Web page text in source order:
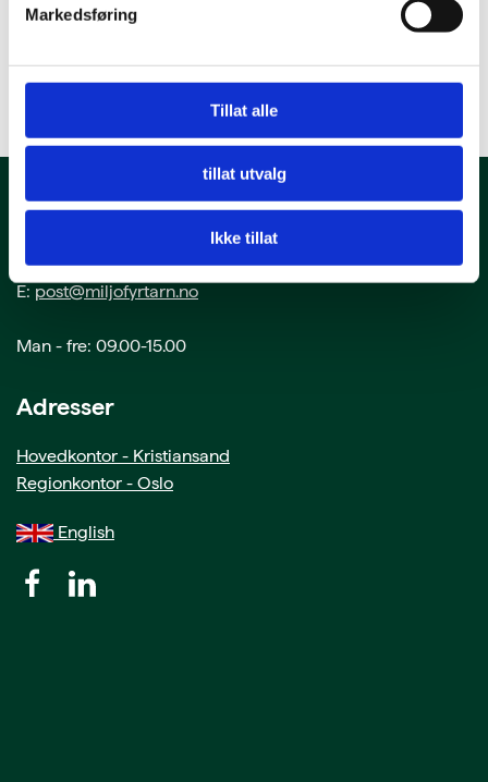
Markedsføring
Tillat alle
tillat utvalg
Ikke tillat
Kontakt oss
T: 38 00 80 60
E: post@miljofyrtarn.no
Man - fre: 09.00-15.00
Adresser
Hovedkontor - Kristiansand
Regionkontor - Oslo
English